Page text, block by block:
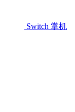
Switch 掌机